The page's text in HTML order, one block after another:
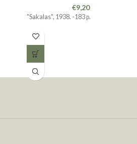
€9,20
"Sakalas", 1938. -183 p.